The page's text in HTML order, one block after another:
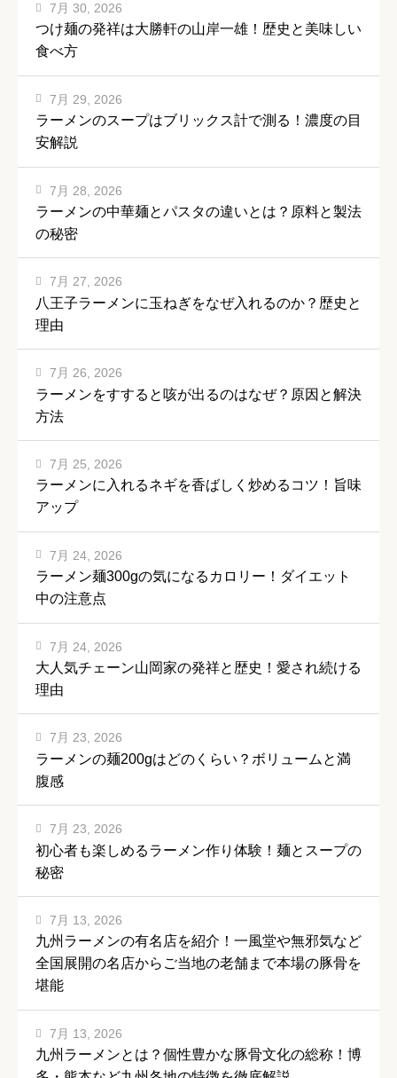
つけ麺の発祥は大勝軒の山岸一雄！歴史と美味しい
食べ方
7月 30, 2026
ラーメンのスープはブリックス計で測る！濃度の目
安解説
7月 29, 2026
ラーメンの中華麺とパスタの違いとは？原料と製法
の秘密
7月 28, 2026
八王子ラーメンに玉ねぎをなぜ入れるのか？歴史と
理由
7月 27, 2026
ラーメンをすすると咳が出るのはなぜ？原因と解決
方法
7月 26, 2026
ラーメンに入れるネギを香ばしく炒めるコツ！旨味
アップ
7月 25, 2026
ラーメン麺300gの気になるカロリー！ダイエット
中の注意点
7月 24, 2026
大人気チェーン山岡家の発祥と歴史！愛され続ける
理由
7月 24, 2026
ラーメンの麺200gはどのくらい？ボリュームと満
腹感
7月 23, 2026
初心者も楽しめるラーメン作り体験！麺とスープの
秘密
7月 23, 2026
九州ラーメンの有名店を紹介！一風堂や無邪気など
全国展開の名店からご当地の老舗まで本場の豚骨を
堪能
7月 13, 2026
九州ラーメンとは？個性豊かな豚骨文化の総称！博
7月 13, 2026